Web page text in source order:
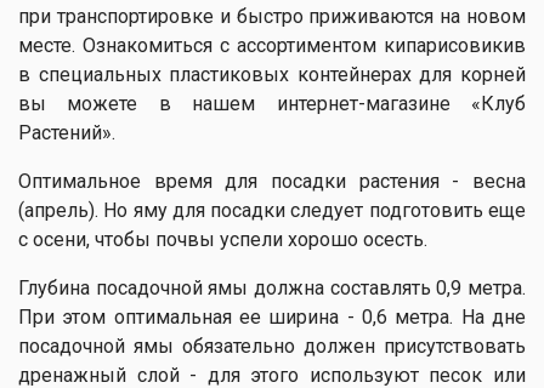
при транспортировке и быстро приживаются на новом
месте. Ознакомиться с ассортиментом кипарисовикив
в специальных пластиковых контейнерах для корней
вы можете в нашем интернет-магазине «Клуб
Растений».
Оптимальное время для посадки растения - весна
(апрель). Но яму для посадки следует подготовить еще
с осени, чтобы почвы успели хорошо осесть.
Глубина посадочной ямы должна составлять 0,9 метра.
При этом оптимальная ее ширина - 0,6 метра. На дне
посадочной ямы обязательно должен присутствовать
дренажный слой - для этого используют песок или